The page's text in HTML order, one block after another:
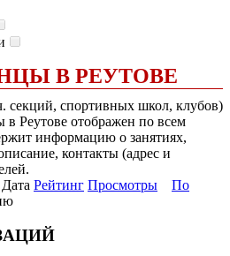
В РЕУТОВЕ
секций, спортивных школ, клубов)
Реутове отображен по всем
информацию о занятиях,
контакты (адрес и
Дата Рейтинг Просмотры
По